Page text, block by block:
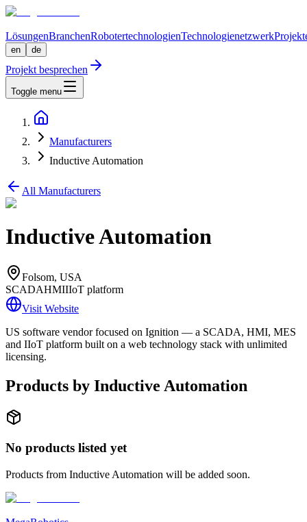
LösungenBranchenRobotertechnologienTechnologienetzwerk
en de
Projekt besprechen
Toggle menu
Manufacturers
Inductive Automation
All Manufacturers
Inductive Automation
Folsom, USA
SCADAHMIIIoT platform
Visit Website
US software vendor focused on Ignition — a SCADA, HMI, MES
and IIoT platform built on a web technology stack with unlimited
licensing.
Products by Inductive Automation
No products listed yet
Products from Inductive Automation will be added soon.